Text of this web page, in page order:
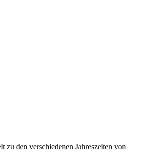
den verschiedenen Jahreszeiten von